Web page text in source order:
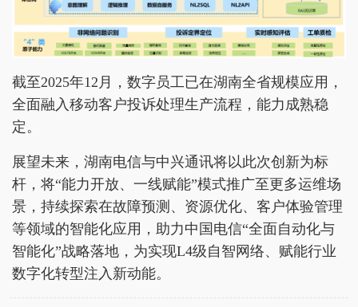
截至2025年12月，数字员工已在湖南全省规模应用，
全面融入移动客户投诉处理生产流程，能力成熟稳
定。
展望未来，湖南电信与中兴通讯将以此次创新为标
杆，将“能力开放、一线赋能”模式推广至更多运维场
景，持续探索在故障预测、资源优化、客户体验管理
等领域的智能化应用，助力中国电信“全面自动化与
智能化”战略落地，为实现L4级自智网络、赋能行业
数字化转型注入新动能。